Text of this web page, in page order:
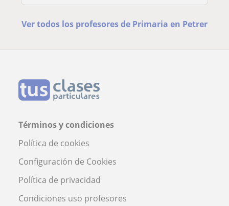
Ver todos los profesores de Primaria en Petrer
Términos y condiciones
Política de cookies
Configuración de Cookies
Política de privacidad
Condiciones uso profesores